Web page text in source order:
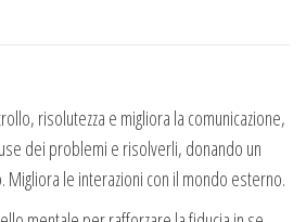
risolutezza e migliora la comunicazione,
dei problemi e risolverli, donando un
le interazioni con il mondo esterno.